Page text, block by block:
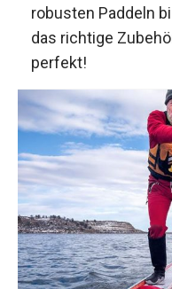
robusten Paddeln
das richtige
perfekt!